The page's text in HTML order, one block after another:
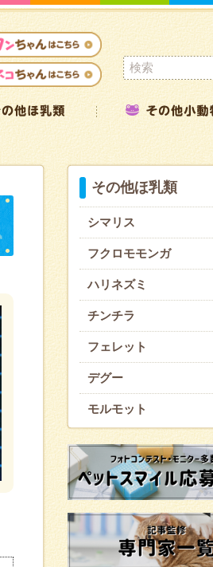
その他ほ乳類
シマリス
フクロモモンガ
ハリネズミ
チンチラ
フェレット
デグー
モルモット